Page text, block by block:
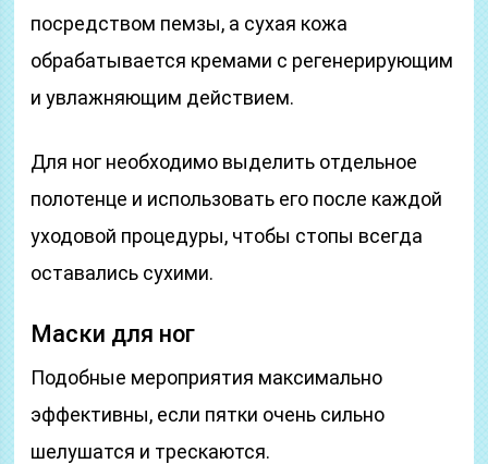
посредством пемзы, а сухая кожа
обрабатывается кремами с регенерирующим
и увлажняющим действием.
Для ног необходимо выделить отдельное
полотенце и использовать его после каждой
уходовой процедуры, чтобы стопы всегда
оставались сухими.
Маски для ног
Подобные мероприятия максимально
эффективны, если пятки очень сильно
шелушатся и трескаются.